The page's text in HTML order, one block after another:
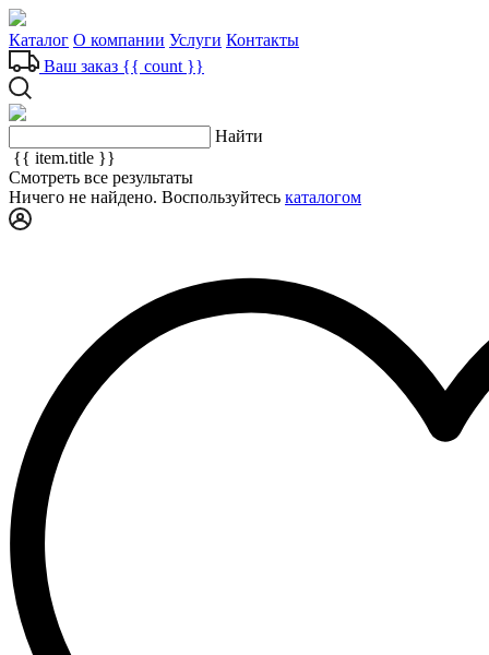
Каталог О компании Услуги Контакты
Ваш заказ {{ count }}
Найти
{{ item.title }}
Смотреть все результаты
Ничего не найдено. Воспользуйтесь каталогом